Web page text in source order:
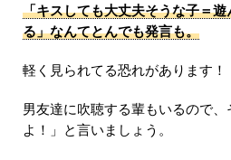
「キスしても大丈夫そうな子＝
る」なんてとんでも発言も。
軽く見られてる恐れがあります！
男友達に吹聴する輩もいるので
よ！」と言いましょう。